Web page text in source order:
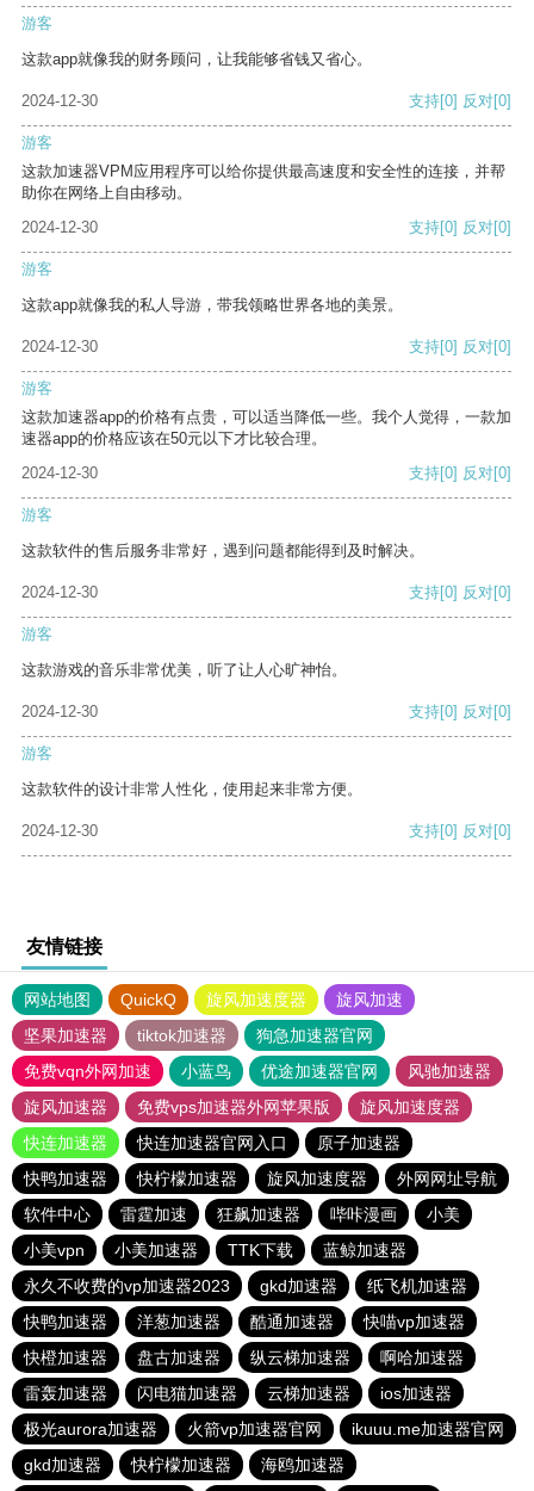
游客
这款app就像我的财务顾问，让我能够省钱又省心。
2024-12-30 支持[0] 反对[0]
游客
这款加速器VPM应用程序可以给你提供最高速度和安全性的连接，并帮
助你在网络上自由移动。
2024-12-30
支持[0] 反对[0]
游客
这款app就像我的私人导游，带我领略世界各地的美景。
2024-12-30 支持[0] 反对[0]
游客
这款加速器app的价格有点贵，可以适当降低一些。我个人觉得，一款加
速器app的价格应该在50元以下才比较合理。
2024-12-30
支持[0] 反对[0]
游客
这款软件的售后服务非常好，遇到问题都能得到及时解决。
2024-12-30 支持[0] 反对[0]
游客
这款游戏的音乐非常优美，听了让人心旷神怡。
2024-12-30 支持[0] 反对[0]
游客
这款软件的设计非常人性化，使用起来非常方便。
2024-12-30 支持[0] 反对[0]
友情链接
网站地图 QuickQ 旋风加速度器
旋风加速
坚果加速器
tiktok加速器
狗急加速器官网
免费vqn外网加速
小蓝鸟 优途加速器官网
风驰加速器
旋风加速器
免费vps加速器外网苹果版
旋风加速度器
快连加速器
快连加速器官网入口
原子加速器
快鸭加速器
快柠檬加速器 旋风加速度器
外网网址导航
软件中心
雷霆加速 狂飙加速器 哔咔漫画
小美
小美vpn
小美加速器 TTK下载
蓝鲸加速器
永久不收费的vp加速器2023
gkd加速器
纸飞机加速器
快鸭加速器
洋葱加速器 酷通加速器
快喵vp加速器
快橙加速器
盘古加速器 纵云梯加速器
啊哈加速器
雷轰加速器
闪电猫加速器 云梯加速器
ios加速器
极光aurora加速器
火箭vp加速器官网
ikuuu.me加速器官网
gkd加速器
快柠檬加速器 海鸥加速器